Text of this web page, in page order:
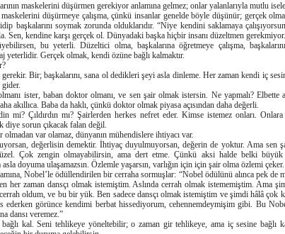
maskelerini düşürmen gerekiyor anlamına gelmez; onlar yalanlarıyla mutlu
düşürmeye çalışma, çünkü insanlar genelde böyle düşünür; gerçek
başkalarını soymak zorunda olduklarıdır. “Niye kendini saklamaya
Sen, kendine karşı gerçek ol. Dünyadaki başka hiçbir insanı düzeltmen gerekmiyor.
bu yeterli. Düzeltici olma, başkalarına öğretmeye çalışma,
yeterlidir. Gerçek olmak, kendi özüne bağlı kalmaktır.
gerekir. Bir; başkalarını, sana ol dedikleri şeyi asla dinleme. Her zaman kendi iç
gider.
ister, baban doktor olmanı, ve sen şair olmak istersin. Ne yapmalı? Elbette
akıllıca. Baba da haklı, çünkü doktor olmak piyasa açısından daha değerli.
mi? Çıldırdın mı? Şairlerden herkes nefret eder. Kimse istemez onları.
diye sorun çıkacak falan değil.
var olamaz, dünyanın mühendislere ihtiyacı var.
değerlisin demektir. İhtiyaç duyulmuyorsan, değerin de yoktur. Ama sen
Çok zengin olmayabilirsin, ama dert etme. Çünkü aksi halde belki
doyuma ulaşamazsın. Özlemle yaşarsın, varlığın için için şair olma özlemi çeker.
Nobel’le ödüllendirilen bir cerraha sormuşlar: “Nobel ödülünü alınca pek de
her zaman dansçı olmak istemiştim. Aslında cerrah olmak istememiştim. Ama
oldum, ve bu bir yük. Ben sadece dansçı olmak istemiştim ve şimdi hâlâ çok
görünce kendimi berbat hissediyorum, cehennemdeymişim gibi. Bu
dansı veremez.”
kal. Seni tehlikeye yöneltebilir; o zaman gir tehlikeye, ama iç sesine bağlı